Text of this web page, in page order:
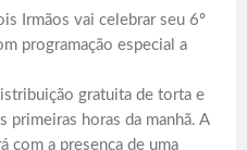
Irmãos vai celebrar seu 6º
programação especial a
gratuita de torta e
primeiras horas da manhã. A
com a presença de uma